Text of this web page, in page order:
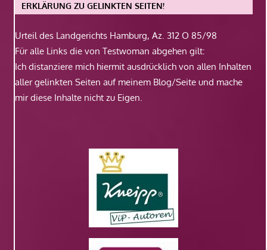
ERKLÄRUNG ZU GELINKTEN SEITEN!
Urteil des Landgerichts Hamburg, Az. 312 O 85/98
Für alle Links die von Testwoman abgehen gilt:
Ich distanziere mich hiermit ausdrücklich von allen Inhalten
aller gelinkten Seiten auf meinem Blog/Seite und mache
mir diese Inhalte nicht zu Eigen.